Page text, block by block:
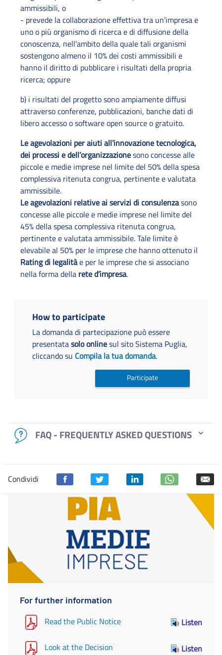
ammissibili, o
- prevede la collaborazione effettiva tra un’impresa e
uno o più organismo di ricerca e di diffusione della
conoscenza, nell’ambito della quale tali organismi
sostengono almeno il 10% dei costi ammissibili e
hanno il diritto di pubblicare i risultati della propria
ricerca; oppure
b) i risultati del progetto sono ampiamente diffusi
attraverso conferenze, pubblicazioni, banche dati di
libero accesso o software open source o gratuito.
Le agevolazioni per aiuti all’innovazione tecnologica,
dei processi e dell’organizzazionesono concesse alle
piccole e medie imprese nel limite del 50% della spesa
complessiva ritenuta congrua, pertinente e valutata
ammissibile.
Le agevolazioni relative ai servizi di consulenzasono
concesse alle piccole e medie imprese nel limite del
45% della spesa complessiva ritenuta congrua,
pertinente e valutata ammissibile. Tale limite è
elevabile al 50% per le imprese che hanno ottenuto il
Rating di legalitàe per le imprese che si associano
nella forma della rete d’impresa.
How to participate
La domanda di partecipazione può essere
presentatasolo onlinesul sito Sistema Puglia,
cliccando su Compila la tua domanda.
Participate
FAQ - FREQUENTLY ASKED QUESTIONS
Condividi
For further information
Read the Public Notice Listen
Look at the Decision Listen